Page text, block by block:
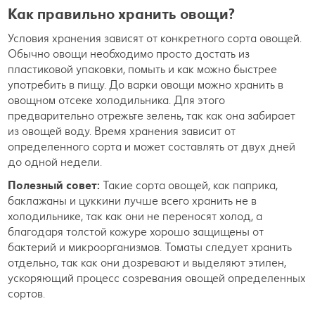
Как правильно хранить овощи?
Условия хранения зависят от конкретного сорта овощей.
Обычно овощи необходимо просто достать из
пластиковой упаковки, помыть и как можно быстрее
употребить в пищу. До варки овощи можно хранить в
овощном отсеке холодильника. Для этого
предварительно отрежьте зелень, так как она забирает
из овощей воду. Время хранения зависит от
определенного сорта и может составлять от двух дней
до одной недели.
Полезный совет: Такие сорта овощей, как паприка,
баклажаны и цуккини лучше всего хранить не в
холодильнике, так как они не переносят холод, а
благодаря толстой кожуре хорошо защищены от
бактерий и микроорганизмов. Томаты следует хранить
отдельно, так как они дозревают и выделяют этилен,
ускоряющий процесс созревания овощей определенных
сортов.